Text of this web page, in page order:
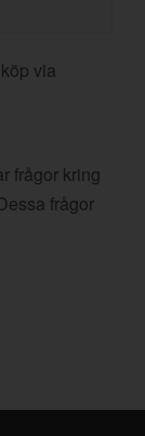
via
frågor kring
frågor